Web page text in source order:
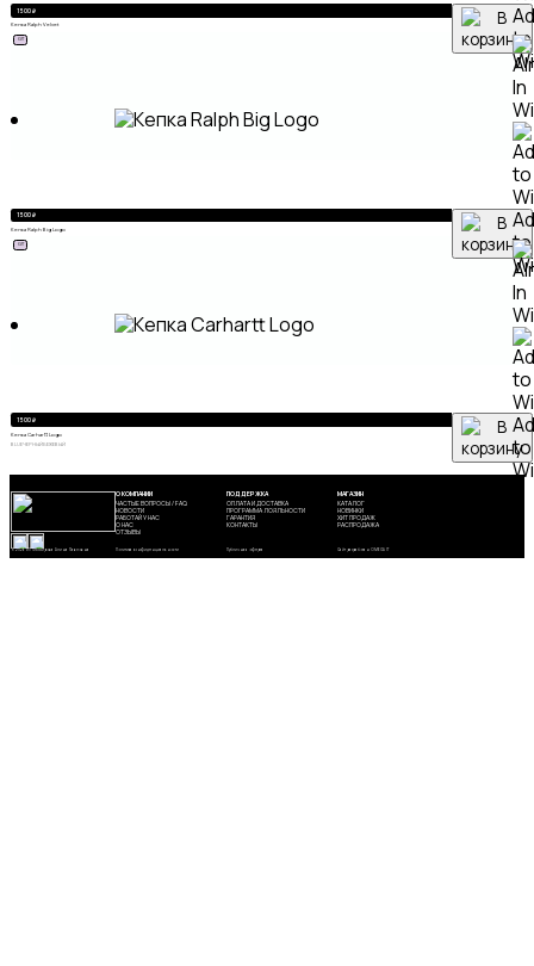
1 500₽
Кепка Ralph Velvet
to
1 500₽
Кепка Ralph Big Logo
ХИТ
to
1 500₽
Кепка Carhartt Logo
BLUEЧЕРНЫЙБЕЖЕВЫЙ
ХИТ
to
О КОМПАНИИ
ЧАСТЫЕ ВОПРОСЫ / FAQ
НОВОСТИ
РАБОТАЙ У НАС
О НАС
ОТЗЫВЫ
ПОДДЕРЖКА
ОПЛАТА И ДОСТАВКА
ПРОГРАММА ЛОЯЛЬНОСТИ
ГАРАНТИЯ
КОНТАКТЫ
МАГАЗИН
КАТАЛОГ
НОВИНКИ
ХИТ ПРОДАЖ
РАСПРОДАЖА
©2026 ИП Тихомирова Алина Павловна Политика конфиденциальности Публичная оферта Сайт разработан OMEGA IT